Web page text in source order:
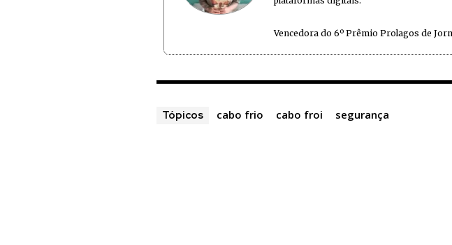
Vencedora do 6º Prêmio Prolagos de
Tópicos cabo frio cabo froi segurança